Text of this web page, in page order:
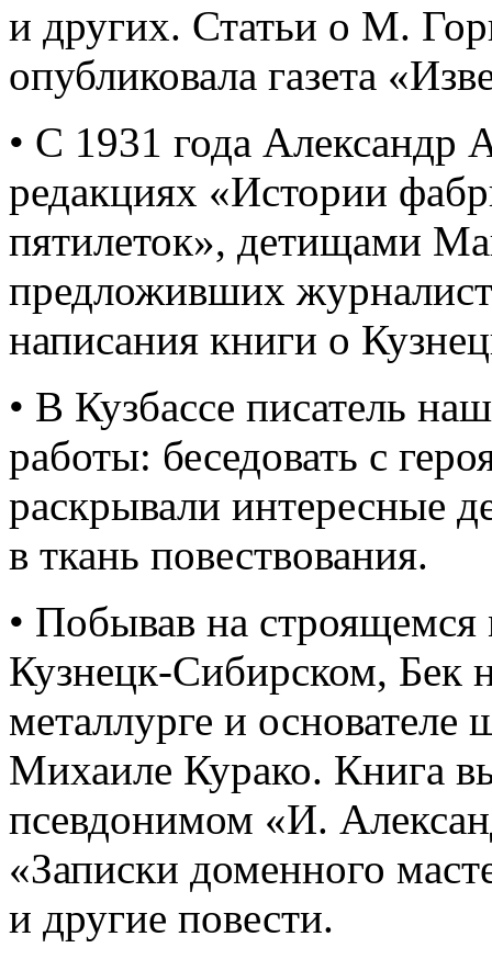
и других. Статьи о М.
опубликовала газета
• С 1931 года Александр
редакциях «Истории
пятилеток», детищами
предложивших
написания книги о
• В Кузбассе писатель
работы: беседовать с
раскрывали интересные
в ткань повествования.
• Побывав на строящемся
Кузнецк-Сибирском, Бек
металлурге и
Михаиле Курако. Книга
псевдонимом «И.
«Записки доменного
и другие повести.